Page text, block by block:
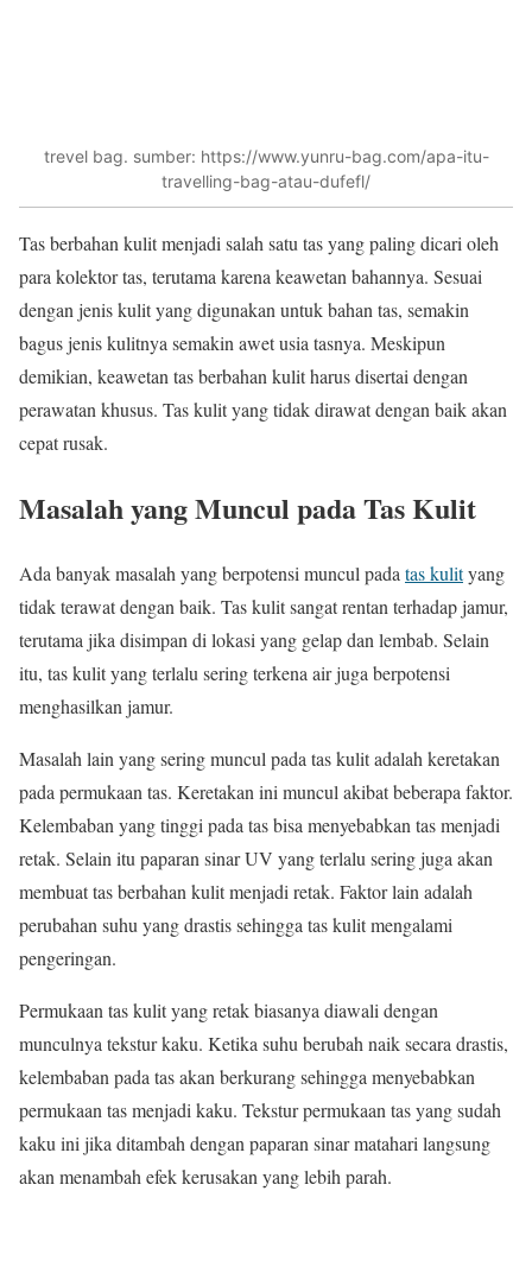
trevel bag. sumber: https://www.yunru-bag.com/apa-itu-
travelling-bag-atau-dufefl/
Tas berbahan kulit menjadi salah satu tas yang paling dicari oleh
para kolektor tas, terutama karena keawetan bahannya. Sesuai
dengan jenis kulit yang digunakan untuk bahan tas, semakin
bagus jenis kulitnya semakin awet usia tasnya. Meskipun
demikian, keawetan tas berbahan kulit harus disertai dengan
perawatan khusus. Tas kulit yang tidak dirawat dengan baik akan
cepat rusak.
Masalah yang Muncul pada Tas Kulit
Ada banyak masalah yang berpotensi muncul pada tas kulityang
tidak terawat dengan baik. Tas kulit sangat rentan terhadap jamur,
terutama jika disimpan di lokasi yang gelap dan lembab. Selain
itu, tas kulit yang terlalu sering terkena air juga berpotensi
menghasilkan jamur.
Masalah lain yang sering muncul pada tas kulit adalah keretakan
pada permukaan tas. Keretakan ini muncul akibat beberapa faktor.
Kelembaban yang tinggi pada tas bisa menyebabkan tas menjadi
retak. Selain itu paparan sinar UV yang terlalu sering juga akan
membuat tas berbahan kulit menjadi retak. Faktor lain adalah
perubahan suhu yang drastis sehingga tas kulit mengalami
pengeringan.
Permukaan tas kulit yang retak biasanya diawali dengan
munculnya tekstur kaku. Ketika suhu berubah naik secara drastis,
kelembaban pada tas akan berkurang sehingga menyebabkan
permukaan tas menjadi kaku. Tekstur permukaan tas yang sudah
kaku ini jika ditambah dengan paparan sinar matahari langsung
akan menambah efek kerusakan yang lebih parah.